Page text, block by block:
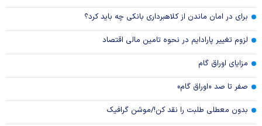
برای در امان ماندن از کلاهبرداری بانکی چه باید کرد؟
لزوم تغییر پارادایم در نحوه تامین مالی اقتصاد
مزایای اوراق گام
صفر تا صد «اوراق گام»
بدون معطلی طلبت را نقد کن!/موشن گرافیک